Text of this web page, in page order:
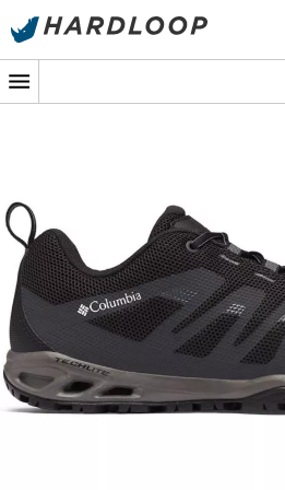
Promoções de verão 🔥 -5%